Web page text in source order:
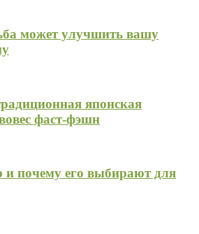
может улучшить вашу
японская
фаст-фэшн
и почему его выбирают для